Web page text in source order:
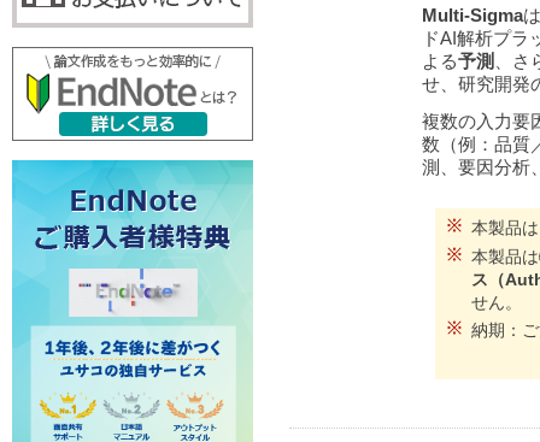
Multi-Sigma
ドAI解析プラ
よる予測
、
せ、研究開発
複数の入力要
数（例：品質
測、要因分析
本製品
本製品は
ス（
せん。
納期：